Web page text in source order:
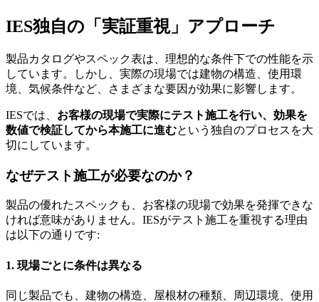
IES独自の「実証重視」アプローチ
製品カタログやスペック表は、理想的な条件下での性能を示
しています。しかし、実際の現場では建物の構造、使用環
境、気候条件など、さまざまな要因が効果に影響します。
IESでは、 お客様の現場で実際にテスト施工を行い、効果を
数値で検証してから本施工に進むという独自のプロセスを大
切にしています。
なぜテスト施工が必要なのか？
製品の優れたスペックも、お客様の現場で効果を発揮できな
ければ意味がありません。IESがテスト施工を重視する理由
は以下の通りです:
1. 現場ごとに条件は異なる
同じ製品でも、建物の構造、屋根材の種類、周辺環境、使用